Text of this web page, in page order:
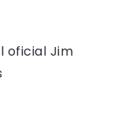
oficial Jim